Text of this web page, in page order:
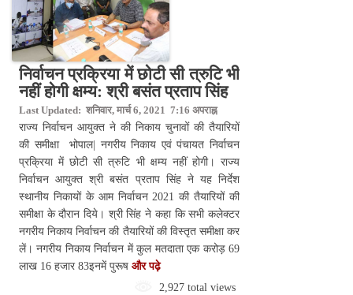
निर्वाचन प्रक्रिया में छोटी सी त्रुटि भी
नहीं होगी क्षम्य: श्री बसंत प्रताप सिंह
Last Updated: शनिवार, मार्च 6, 2021 7:16 अपराह्न
राज्य निर्वाचन आयुक्त ने की निकाय चुनावों की तैयारियों
की समीक्षा भोपाल| नगरीय निकाय एवं पंचायत निर्वाचन
प्रक्रिया में छोटी सी त्रुटि भी क्षम्य नहीं होगी। राज्य
निर्वाचन आयुक्त श्री बसंत प्रताप सिंह ने यह निर्देश
स्थानीय निकायों के आम निर्वाचन 2021 की तैयारियों की
समीक्षा के दौरान दिये। श्री सिंह ने कहा कि सभी कलेक्टर
नगरीय निकाय निर्वाचन की तैयारियों की विस्तृत समीक्षा कर
लें। नगरीय निकाय निर्वाचन में कुल मतदाता एक करोड़ 69
लाख 16 हजार 83इनमें पुरूष और पढ़े
2,927 total views